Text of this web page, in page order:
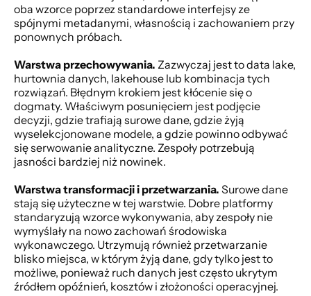
oba wzorce poprzez standardowe interfejsy ze
spójnymi metadanymi, własnością i zachowaniem przy
ponownych próbach.
Warstwa przechowywania. Zazwyczaj jest to data lake,
hurtownia danych, lakehouse lub kombinacja tych
rozwiązań. Błędnym krokiem jest kłócenie się o
dogmaty. Właściwym posunięciem jest podjęcie
decyzji, gdzie trafiają surowe dane, gdzie żyją
wyselekcjonowane modele, a gdzie powinno odbywać
się serwowanie analityczne. Zespoły potrzebują
jasności bardziej niż nowinek.
Warstwa transformacji i przetwarzania. Surowe dane
stają się użyteczne w tej warstwie. Dobre platformy
standaryzują wzorce wykonywania, aby zespoły nie
wymyślały na nowo zachowań środowiska
wykonawczego. Utrzymują również przetwarzanie
blisko miejsca, w którym żyją dane, gdy tylko jest to
możliwe, ponieważ ruch danych jest często ukrytym
źródłem opóźnień, kosztów i złożoności operacyjnej.